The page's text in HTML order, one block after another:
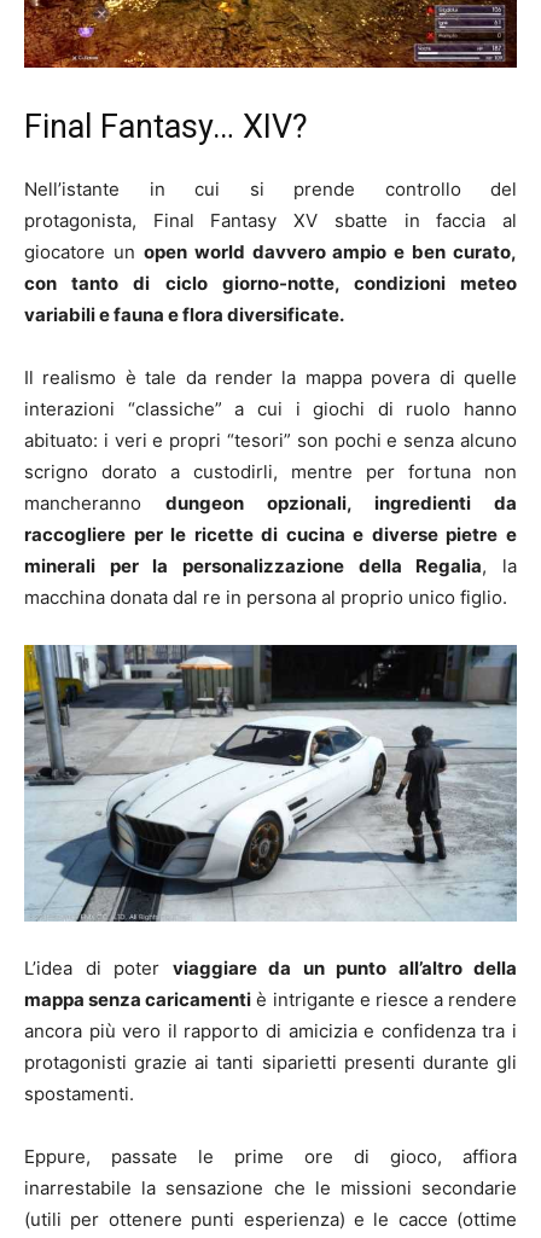
Final Fantasy… XIV?
Nell’istante in cui si prende controllo del
protagonista, Final Fantasy XV sbatte in faccia al
giocatore un open world davvero ampio e ben curato,
con tanto di ciclo giorno-notte, condizioni meteo
variabili e fauna e flora diversificate.
Il realismo è tale da render la mappa povera di quelle
interazioni “classiche” a cui i giochi di ruolo hanno
abituato: i veri e propri “tesori” son pochi e senza alcuno
scrigno dorato a custodirli, mentre per fortuna non
mancheranno dungeon opzionali, ingredienti da
raccogliere per le ricette di cucina e diverse pietre e
minerali per la personalizzazione della Regalia, la
macchina donata dal re in persona al proprio unico figlio.
L’idea di poter viaggiare da un punto all’altro della
mappa senza caricamenti è intrigante e riesce a rendere
ancora più vero il rapporto di amicizia e confidenza tra i
protagonisti grazie ai tanti siparietti presenti durante gli
spostamenti.
Eppure, passate le prime ore di gioco, affiora
inarrestabile la sensazione che le missioni secondarie
(utili per ottenere punti esperienza) e le cacce (ottime